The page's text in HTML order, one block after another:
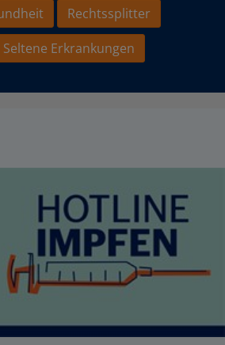
Rechtssplitter
Seltene Erkrankungen